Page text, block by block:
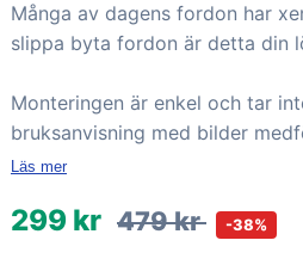
Många av dagens fordon har
slippa byta fordon är detta din
Monteringen är enkel och tar
bruksanvisning med bilder
Läs mer
299 kr 479 kr -38%